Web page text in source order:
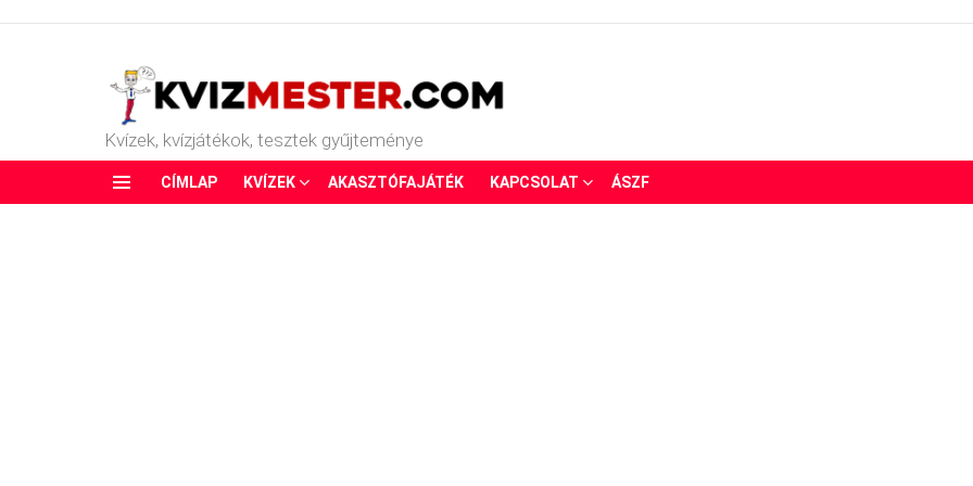
Kvízek, kvízjátékok, tesztek gyűjteménye
CÍMLAP KVÍZEK AKASZTÓFAJÁTÉK KAPCSOLAT ÁSZF